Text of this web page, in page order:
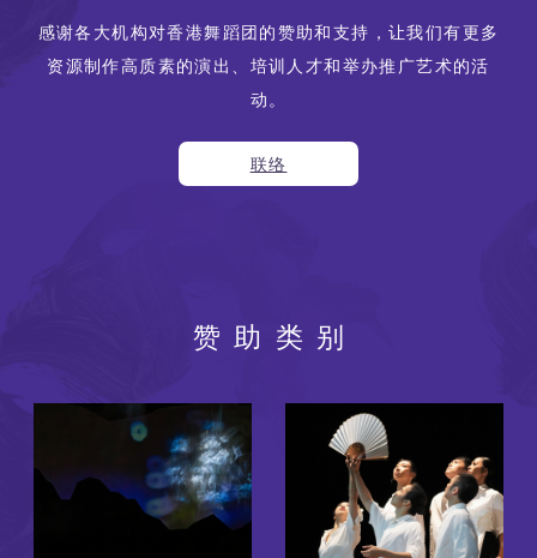
感谢各大机构对香港舞蹈团的赞助和支持，让我们有更多
资源制作高质素的演出、培训人才和举办推广艺术的活
动。
联络
赞助类别